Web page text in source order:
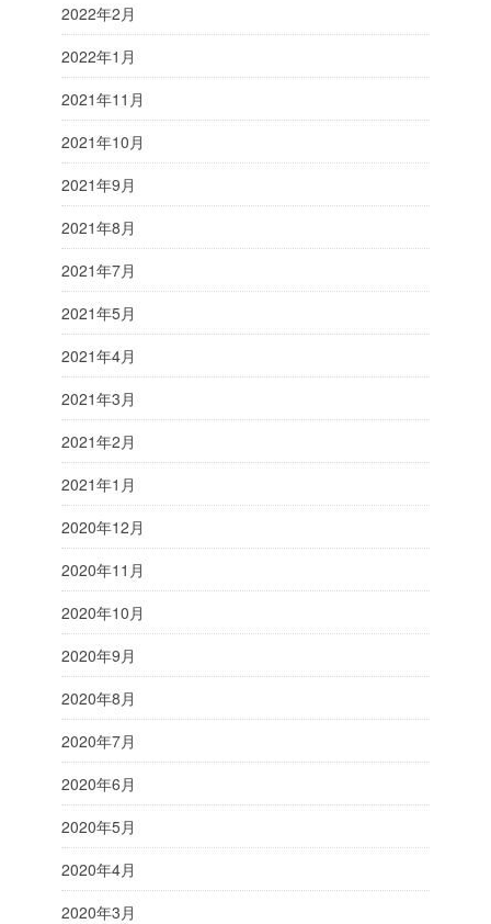
2022年2月
2022年1月
2021年11月
2021年10月
2021年9月
2021年8月
2021年7月
2021年5月
2021年4月
2021年3月
2021年2月
2021年1月
2020年12月
2020年11月
2020年10月
2020年9月
2020年8月
2020年7月
2020年6月
2020年5月
2020年4月
2020年3月